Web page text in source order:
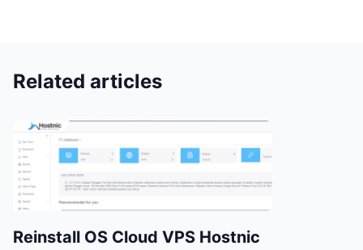
Related articles
Reinstall OS Cloud VPS Hostnic